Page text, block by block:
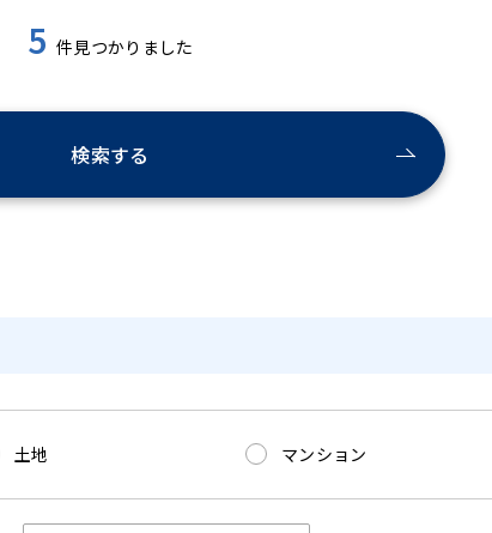
5 件見つかりました
検索する
土地 マンション